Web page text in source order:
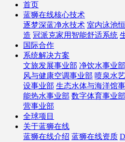
首页
蓝狮在线核心技术
逐梦深蓝净水技术 室内泳池
造 冠派克家用智能舒适系统
国际合作
系统解决方案
文旅发展事业部 净饮水事业部
风与健康空调事业部 喷泉水
设事业部 生态水体与海洋馆
能热水事业部 数字体育事业部
营事业部
全球项目
关于蓝狮在线
蓝狮在线介绍 蓝狮在线资质